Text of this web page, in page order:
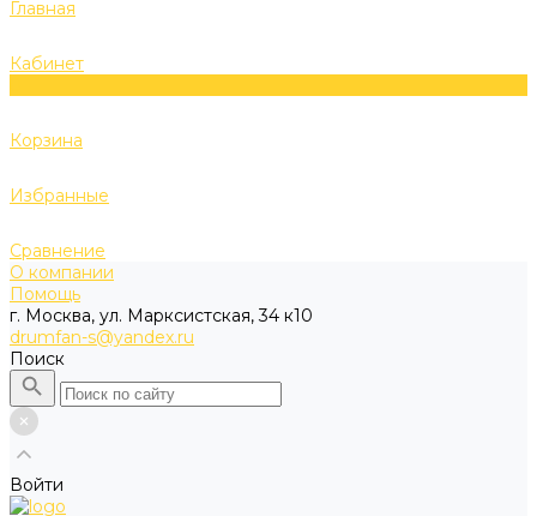
Главная
Кабинет
Корзина
Избранные
Сравнение
О компании
Помощь
г. Москва, ул. Марксистская, 34 к10
drumfan-s@yandex.ru
Поиск
Войти